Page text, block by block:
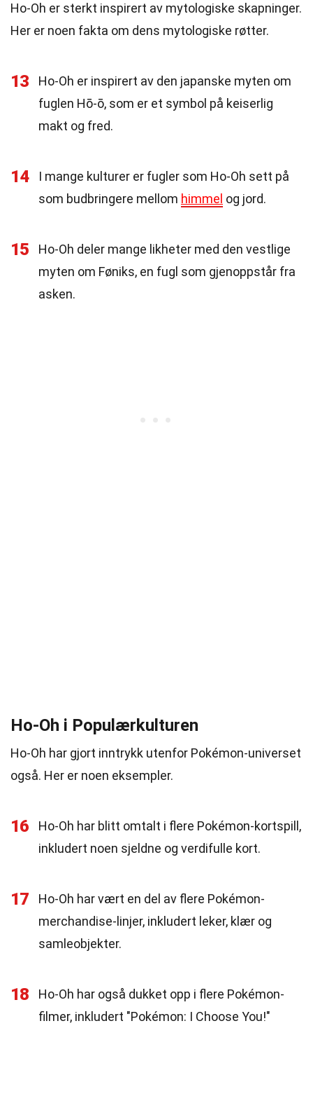
Ho-Oh er sterkt inspirert av mytologiske skapninger.
Her er noen fakta om dens mytologiske røtter.
13
Ho-Oh er inspirert av den japanske myten om
fuglen Hō-ō, som er et symbol på keiserlig
makt og fred.
14
I mange kulturer er fugler som Ho-Oh sett på
som budbringere mellom himmel og jord.
15
Ho-Oh deler mange likheter med den vestlige
myten om Føniks, en fugl som gjenoppstår fra
asken.
Ho-Oh i Populærkulturen
Ho-Oh har gjort inntrykk utenfor Pokémon-universet
også. Her er noen eksempler.
16
Ho-Oh har blitt omtalt i flere Pokémon-kortspill,
inkludert noen sjeldne og verdifulle kort.
17
Ho-Oh har vært en del av flere Pokémon-
merchandise-linjer, inkludert leker, klær og
samleobjekter.
18
Ho-Oh har også dukket opp i flere Pokémon-
filmer, inkludert "Pokémon: I Choose You!"